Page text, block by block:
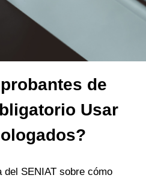
de
Usar
del SENIAT sobre cómo